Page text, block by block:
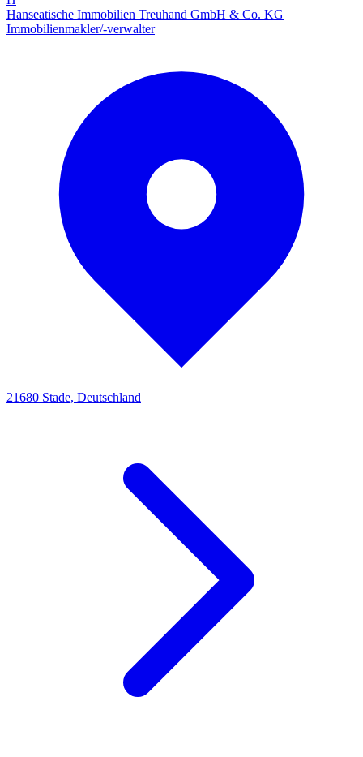
Hanseatische Immobilien Treuhand GmbH & Co. KG
Immobilienmakler/-verwalter
21680 Stade, Deutschland